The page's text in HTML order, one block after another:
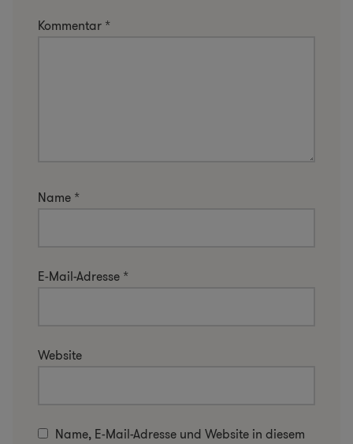
Kommentar *
Name *
E-Mail-Adresse *
Website
Name, E-Mail-Adresse und Website in diesem